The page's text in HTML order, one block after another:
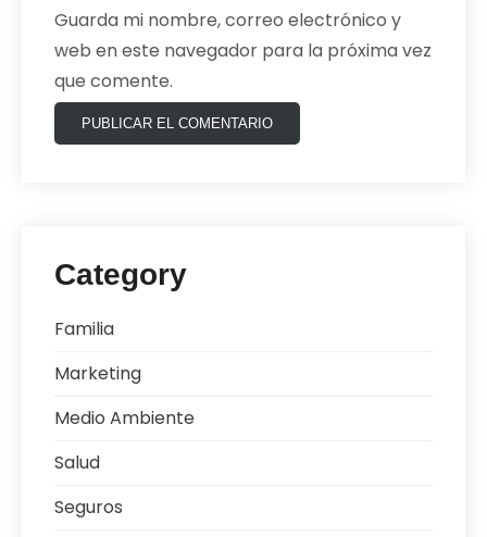
Guarda mi nombre, correo electrónico y
web en este navegador para la próxima vez
que comente.
Category
Familia
Marketing
Medio Ambiente
Salud
Seguros